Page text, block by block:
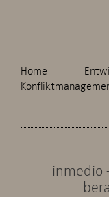
Home
inmedio